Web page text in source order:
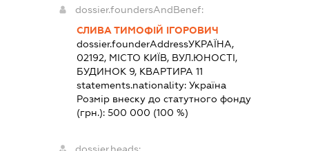
dossier.foundersAndBenef:
СЛИВА ТИМОФІЙ ІГОРОВИЧ
dossier.founderAddressУКРАЇНА,
02192, МІСТО КИЇВ, ВУЛ.ЮНОСТІ,
БУДИНОК 9, КВАРТИРА 11
statements.nationality:Україна
Розмір внеску до статутного фонду
(грн.):500 000 (100 %)